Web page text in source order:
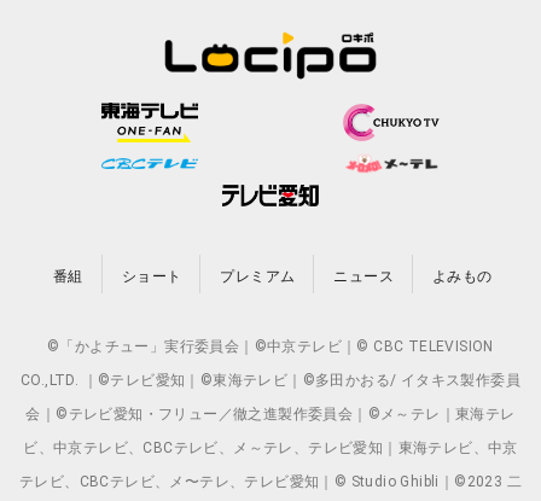
番組 ショート プレミアム ニュース よみもの
©「かよチュー」実行委員会｜©中京テレビ｜© CBC TELEVISION
CO.,LTD. ｜©テレビ愛知｜©東海テレビ｜©多田かおる/ イタキス製作委員
会｜©テレビ愛知・フリュー／徹之進製作委員会｜©メ～テレ｜東海テレ
ビ、中京テレビ、CBCテレビ、メ～テレ、テレビ愛知｜東海テレビ、中京
テレビ、CBCテレビ、メ〜テレ、テレビ愛知｜© Studio Ghibli｜©2023 二